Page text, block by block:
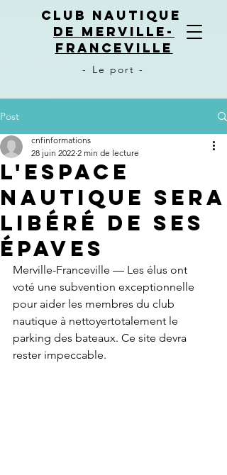
CLUB NAUTIQUE
DE MERVILLE-
FRANCEVILLE
- Le port -
Post
L'espace
nautique sera
libéré de ses
épaves
cnfinformations
28 juin 2022 2 min de lecture
Merville-Franceville — Les élus ont
voté une subvention exceptionnelle
pour aider les membres du club
nautique à nettoyertotalement le
parking des bateaux. Ce site devra
rester impeccable.